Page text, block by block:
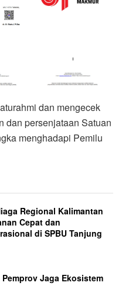
dan mengecek
dan persenjataan Satuan
menghadapi Pemilu
Regional Kalimantan
Cepat dan
di SPBU Tanjung
Jaga Ekosistem